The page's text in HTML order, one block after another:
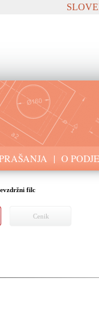
| O
filc
Cenik